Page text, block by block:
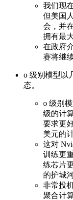
我们现
但美国
会，并
拥有最
在政府
赛将继
o 级别模型以
态。
o 级别
级的计
要求更
美元的
这对
训练更
练芯片
的护城河
非常投
聚合计